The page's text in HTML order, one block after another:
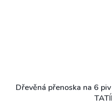
Dřevěná přenoska na 6